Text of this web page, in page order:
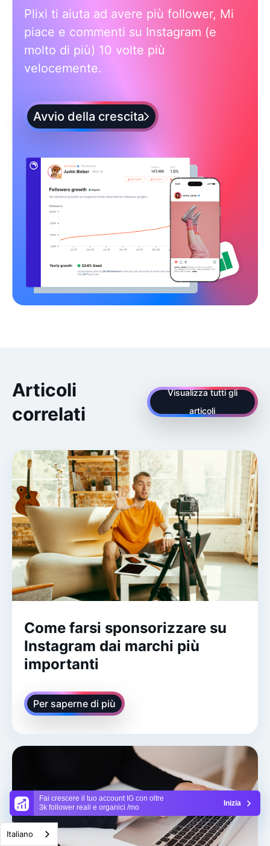
Fai crescere il tuo account IG con oltre
3k follower reali e organici /mo
Inizia
Plixi ti aiuta ad avere più follower, Mi
piace e commenti su Instagram (e
molto di più) 10 volte più
velocemente.
Avvio della crescita
Articoli
correlati
Visualizza tutti gli
articoli
Come farsi sponsorizzare su
Instagram dai marchi più
importanti
Per saperne di più
Italiano